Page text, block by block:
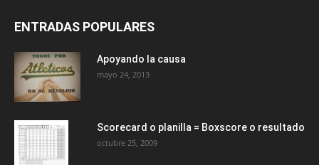
ENTRADAS POPULARES
Apoyando la causa
mayo 24, 2013
Scorecard o planilla = Boxscore o resultado
octubre 25, 2009